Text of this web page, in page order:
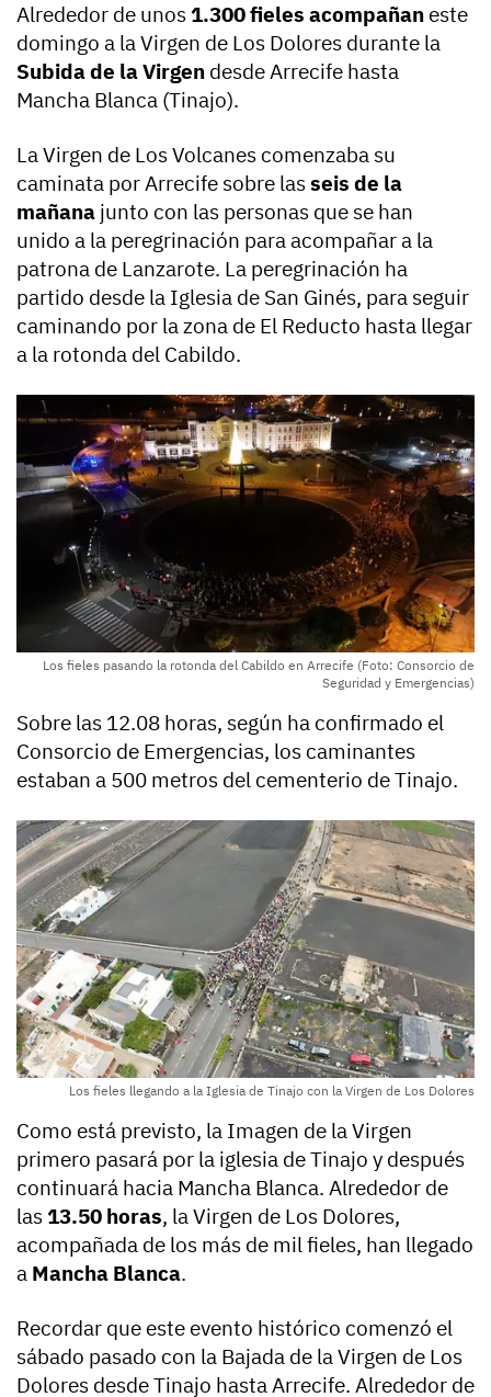
Alrededor de unos 1.300 fieles acompañan este
domingo a la Virgen de Los Dolores durante la
Subida de la Virgen desde Arrecife hasta
Mancha Blanca (Tinajo).
La Virgen de Los Volcanes comenzaba su
caminata por Arrecife sobre lasseis de la
mañana junto con las personas que se han
unido a la peregrinación para acompañar a la
patrona de Lanzarote. La peregrinación ha
partido desde la Iglesia de San Ginés, para seguir
caminando por la zona de El Reducto hasta llegar
a la rotonda del Cabildo.
Los fieles pasando la rotonda del Cabildo en Arrecife (Foto: Consorcio de
Seguridad y Emergencias)
Sobre las 12.08 horas, según ha confirmado el
Consorcio de Emergencias, los caminantes
estaban a 500 metros del cementerio de Tinajo.
Los fieles llegando a la Iglesia de Tinajo con la Virgen de Los Dolores
Como está previsto, la Imagen de la Virgen
primero pasará por la iglesia de Tinajo y después
continuará hacia Mancha Blanca. Alrededor de
las 13.50 horas, la Virgen de Los Dolores,
acompañada de los más de mil fieles, han llegado
a Mancha Blanca.
Recordar que este evento histórico comenzó el
sábado pasado con la Bajada de la Virgen de Los
Dolores desde Tinajo hasta Arrecife. Alrededor de